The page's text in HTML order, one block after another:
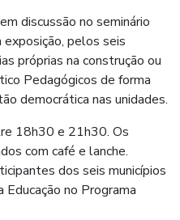
discussão no seminário
exposição, pelos seis
próprias na construção ou
Pedagógicos de forma
democrática nas unidades.
18h30 e 21h30. Os
com café e lanche.
dos seis municípios
no Programa